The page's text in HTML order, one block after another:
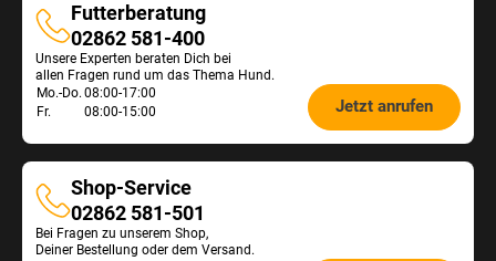
Futterberatung
Futterberatung
02862 581-400
Unsere Experten beraten Dich bei
allen Fragen rund um das Thema Hund.
Öffnungszeiten
Mo.-Do. 08:00-17:00
Fr.
08:00-15:00 Jetzt anrufen
Shop-Service
Shop-
Service
02862 581-501
Bei Fragen zu unserem Shop,
Deiner Bestellung oder dem Versand.